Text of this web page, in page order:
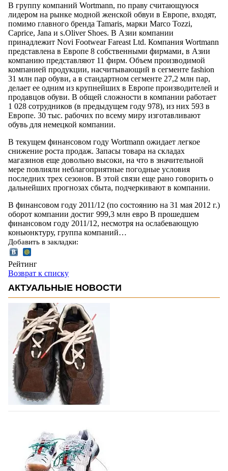
В группу компаний Wortmann, по праву считающуюся
лидером на рынке модной женской обвуи в Европе, входят,
помимо главного бренда Tamaris, марки Marco Tozzi,
Caprice, Jana и s.Oliver Shoes. В Азии компании
принадлежит Novi Footwear Fareast Ltd. Компания Wortmann
представлена в Европе 8 собственными фирмами, в Азии
компанию представляют 11 фирм. Объем производимой
компанией продукции, насчитывающий в сегменте fashion
31 млн пар обуви, а в стандартном сегменте 27,2 млн пар,
делает ее одним из крупнейших в Европе производителей и
продавцов обуви. В общей сложности в компании работает
1 028 сотрудников (в предыдущем году 978), из них 593 в
Европе. 30 тыс. рабочих по всему миру изготавливают
обувь для немецкой компании.
В текущем финансовом году Wortmann ожидает легкое
снижение роста продаж. Запасы товара на складах
магазинов еще довольно высоки, на что в значительной
мере повлияли неблагоприятные погодные условия
последних трех сезонов. В этой связи еще рано говорить о
дальнейших прогнозах сбыта, подчеркивают в компании.
В финансовом году 2011/12 (по состоянию на 31 мая 2012 г.)
оборот компании достиг 999,3 млн евро В прошедшем
финансовом году 2011/12, несмотря на ослабевающую
коньюнктуру, группа компаний…
Добавить в закладки:
Рейтинг
Возврат к списку
АКТУАЛЬНЫЕ НОВОСТИ
перевыпустил свой хит - кроссовки
Bubble